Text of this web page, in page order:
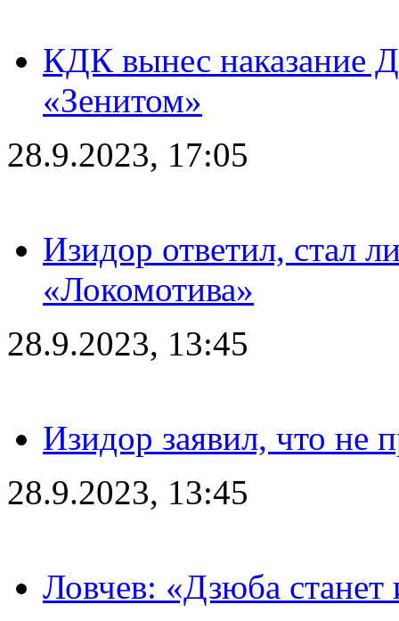
КДК вынес наказание
«Зенитом»
28.9.2023, 17:05
Изидор ответил, стал
«Локомотива»
28.9.2023, 13:45
Изидор заявил, что не
28.9.2023, 13:45
Ловчев: «Дзюба станет